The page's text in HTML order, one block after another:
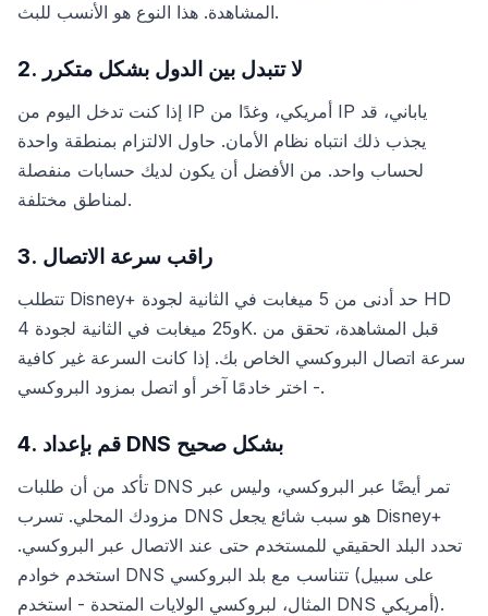
المشاهدة. هذا النوع هو الأنسب للبث.
2. لا تتبدل بين الدول بشكل متكرر
إذا كنت تدخل اليوم من IP أمريكي، وغدًا من IP ياباني، قد
يجذب ذلك انتباه نظام الأمان. حاول الالتزام بمنطقة واحدة
لحساب واحد. من الأفضل أن يكون لديك حسابات منفصلة
لمناطق مختلفة.
3. راقب سرعة الاتصال
تتطلب Disney+ حد أدنى من 5 ميغابت في الثانية لجودة HD
و25 ميغابت في الثانية لجودة 4K. قبل المشاهدة، تحقق من
سرعة اتصال البروكسي الخاص بك. إذا كانت السرعة غير كافية
- اختر خادمًا آخر أو اتصل بمزود البروكسي.
4. قم بإعداد DNS بشكل صحيح
تأكد من أن طلبات DNS تمر أيضًا عبر البروكسي، وليس عبر
مزودك المحلي. تسرب DNS هو سبب شائع يجعل Disney+
تحدد البلد الحقيقي للمستخدم حتى عند الاتصال عبر البروكسي.
استخدم خوادم DNS تتناسب مع بلد البروكسي (على سبيل
المثال، لبروكسي الولايات المتحدة - استخدم DNS أمريكي).